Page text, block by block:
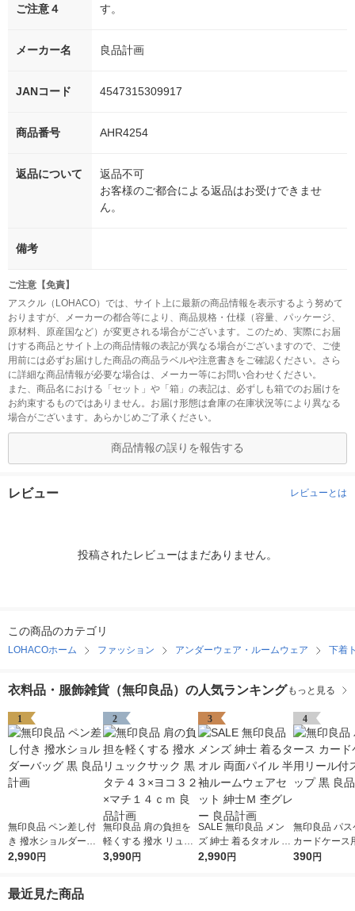
ご注意４
す。
メーカー名 良品計画
JANコード 4547315309917
商品番号 AHR4254
返品について
返品不可
お客様のご都合による返品はお受けできませ
ん。
備考
ご注意【免責】
アスクル（LOHACO）では、サイト上に最新の商品情報を表示するよう努めて
おりますが、メーカーの都合等により、商品規格・仕様（容量、パッケージ、
原材料、原産国など）が変更される場合がございます。このため、実際にお届
けする商品とサイト上の商品情報の表記が異なる場合がございますので、ご使
用前には必ずお届けした商品の商品ラベルや注意書きをご確認ください。さら
に詳細な商品情報が必要な場合は、メーカー等にお問い合わせください。
また、商品名における「セット」や「箱」の表記は、必ずしも箱でのお届けを
お約束するものではありません。お届け形態は倉庫の在庫状況等により異なる
場合がございます。あらかじめご了承ください。
商品情報の誤りを報告する
レビュー レビューとは
投稿されたレビューはまだありません。
この商品のカテゴリ
LOHACOホーム ファッション アンダーウェア・ルームウェア 下着
衣料品・服飾雑貨（無印良品）の人気ランキング もっと見る
1
無印良品 ペン差し付
き 撥水ショルダーバ
ッグ 黒 良品計画
2,990円
2
無印良品 肩の負担を
軽くする 撥水 リュッ
クサック 黒 タテ４３
3,990円
3
SALE 無印良品 メン
ズ 紳士 着るタオル 両
面パイル 半袖ルーム
2,990円
4
無印良品 パス
カードケース
付ストラップ
390円
最近見た商品